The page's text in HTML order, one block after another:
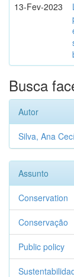
13-Fev-2023
Busca
Autor
Silva, Ana
Assunto
Conservation
Conservação
Public policy